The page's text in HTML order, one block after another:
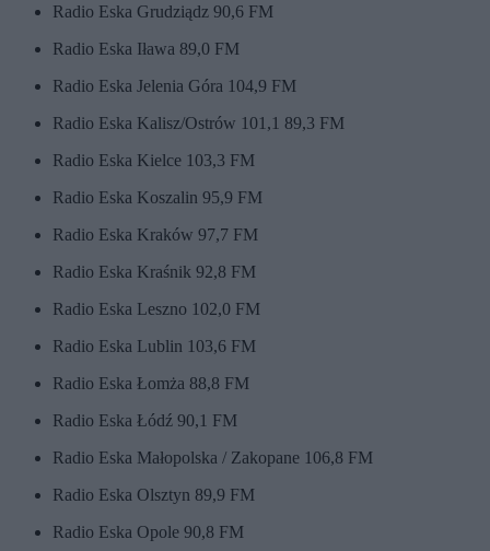
Radio Eska Grudziądz 90,6 FM
Radio Eska Iława 89,0 FM
Radio Eska Jelenia Góra 104,9 FM
Radio Eska Kalisz/Ostrów 101,1 89,3 FM
Radio Eska Kielce 103,3 FM
Radio Eska Koszalin 95,9 FM
Radio Eska Kraków 97,7 FM
Radio Eska Kraśnik 92,8 FM
Radio Eska Leszno 102,0 FM
Radio Eska Lublin 103,6 FM
Radio Eska Łomża 88,8 FM
Radio Eska Łódź 90,1 FM
Radio Eska Małopolska / Zakopane 106,8 FM
Radio Eska Olsztyn 89,9 FM
Radio Eska Opole 90,8 FM